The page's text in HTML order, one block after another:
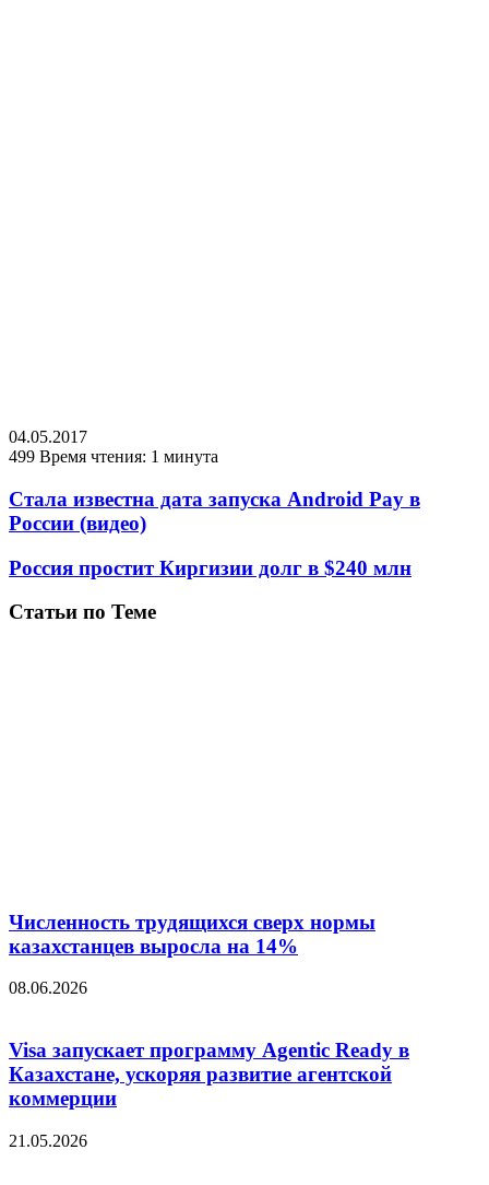
04.05.2017
499 Время чтения: 1 минута
Стала известна дата запуска Android Pay в
России (видео)
Россия простит Киргизии долг в $240 млн
Статьи по Теме
Численность трудящихся сверх нормы
казахстанцев выросла на 14%
08.06.2026
Visa запускает программу Agentic Ready в
Казахстане, ускоряя развитие агентской
коммерции
21.05.2026